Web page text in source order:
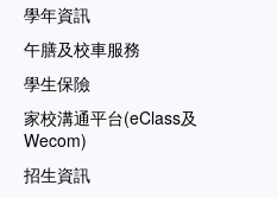
學年資訊
午膳及校車服務
學生保險
家校溝通平台(eClass及
Wecom)
招生資訊